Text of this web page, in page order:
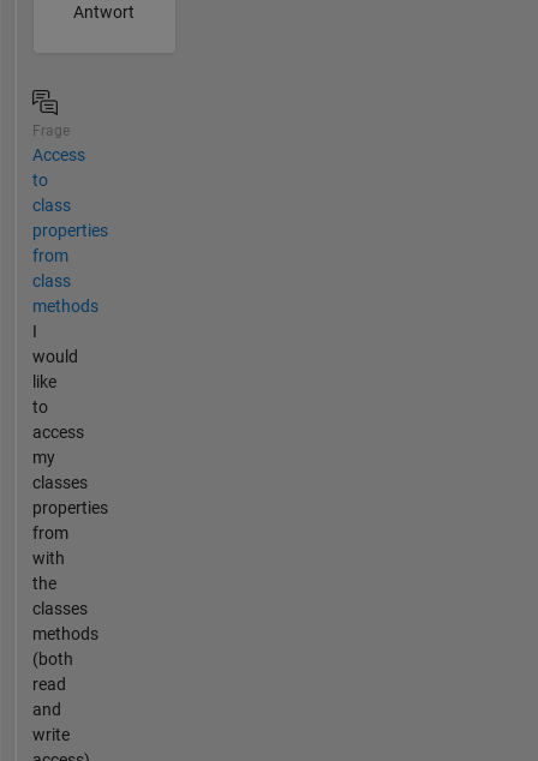
Antwort
Frage
Access
to
class
properties
from
class
methods
I
would
like
to
access
my
classes
properties
from
with
the
classes
methods
(both
read
and
write